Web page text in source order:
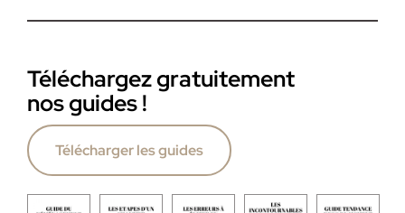
Téléchargez gratuitement
nos guides !
Télécharger les guides